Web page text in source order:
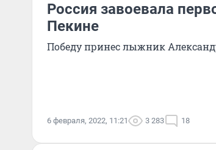
Россия завоевала
Пекине
Победу принес лыжник
6 февраля, 2022, 11:21 3 283 18